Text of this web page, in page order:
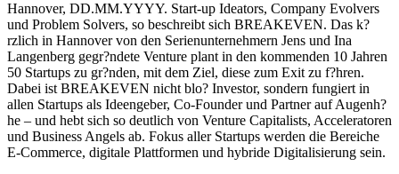
Hannover, DD.MM.YYYY. Start-up Ideators, Company Evolvers
und Problem Solvers, so beschreibt sich BREAKEVEN. Das k?
rzlich in Hannover von den Serienunternehmern Jens und Ina
Langenberg gegr?ndete Venture plant in den kommenden 10 Jahren
50 Startups zu gr?nden, mit dem Ziel, diese zum Exit zu f?hren.
Dabei ist BREAKEVEN nicht blo? Investor, sondern fungiert in
allen Startups als Ideengeber, Co-Founder und Partner auf Augenh?
he – und hebt sich so deutlich von Venture Capitalists, Acceleratoren
und Business Angels ab. Fokus aller Startups werden die Bereiche
E-Commerce, digitale Plattformen und hybride Digitalisierung sein.